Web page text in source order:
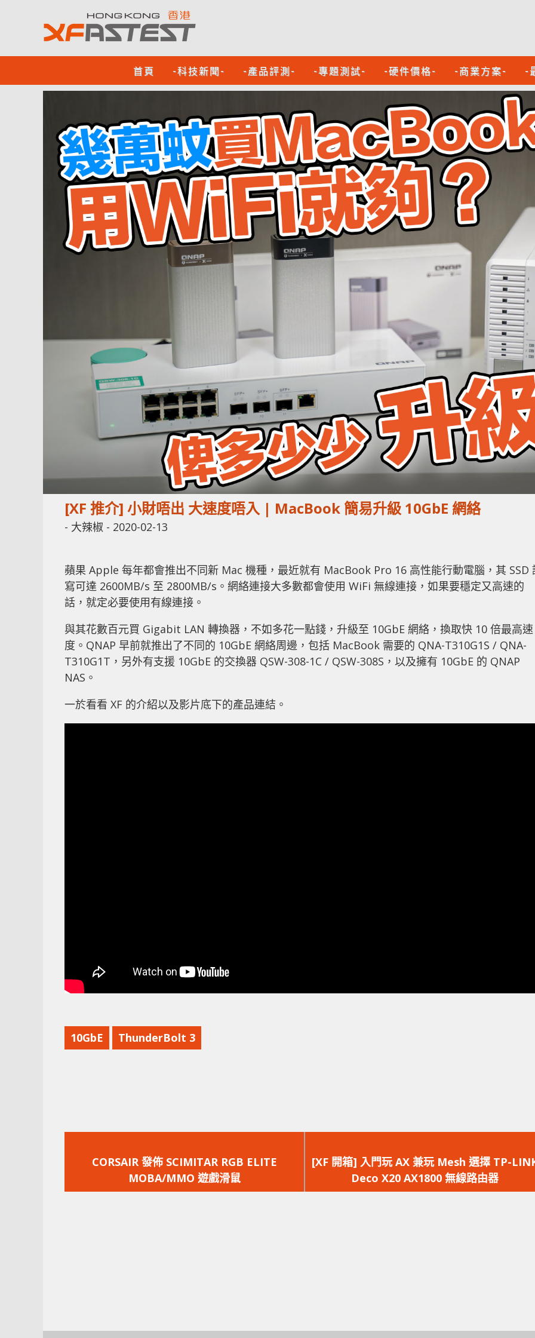
首頁 -科技新聞- -產品評測- -專題測試- -硬件價格- -商業方案- -
[XF 推介] 小財唔出 大速度唔入 | MacBook 簡易升級 10GbE 網絡
- 大辣椒 - 2020-02-13
蘋果 Apple 每年都會推出不同新 Mac 機種，最近就有 MacBook Pro 16 高性能行動電腦，其 SSD
寫可達 2600MB/s 至 2800MB/s。網絡連接大多數都會使用 WiFi 無線連接，如果要穩定又高速的
話，就定必要使用有線連接。
與其花數百元買 Gigabit LAN 轉換器，不如多花一點錢，升級至 10GbE 網絡，換取快 10 倍最高速
度。QNAP 早前就推出了不同的 10GbE 網絡周邊，包括 MacBook 需要的 QNA-T310G1S / QNA-
T310G1T，另外有支援 10GbE 的交換器 QSW-308-1C / QSW-308S，以及擁有 10GbE 的 QNAP
NAS。
一於看看 XF 的介紹以及影片底下的產品連結。
10GbE ThunderBolt 3
一
篇
文
CORSAIR 發佈 SCIMITAR RGB ELITE
MOBA/MMO 遊戲滑鼠
一
篇
文
[XF 開箱] 入門玩 AX 兼玩 Mesh 選擇 TP-
Deco X20 AX1800 無線路由器